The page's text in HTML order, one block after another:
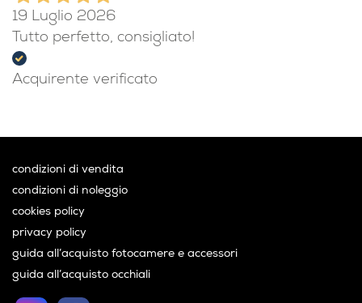
19 Luglio 2026
Tutto perfetto, consigliato!
Acquirente verificato
condizioni di vendita
condizioni di noleggio
cookies policy
privacy policy
guida all’acquisto fotocamere e accessori
guida all’acquisto occhiali